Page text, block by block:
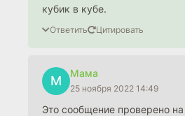
кубик в кубе.
Ответить Цитировать
М
Мама
25 ноября 2022 14:49
Это сообщение проверено на